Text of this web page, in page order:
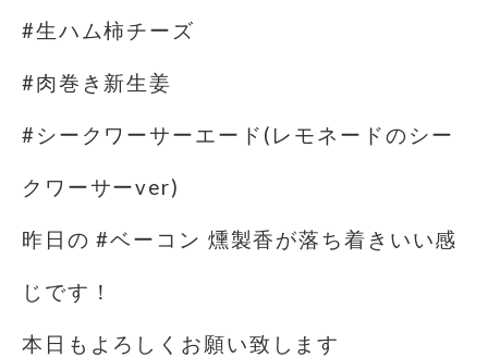
#生ハム柿チーズ
#肉巻き新生姜
#シークワーサーエード(レモネードのシー
クワーサーver)
昨日の #ベーコン 燻製香が落ち着きいい感
じです！
本日もよろしくお願い致します